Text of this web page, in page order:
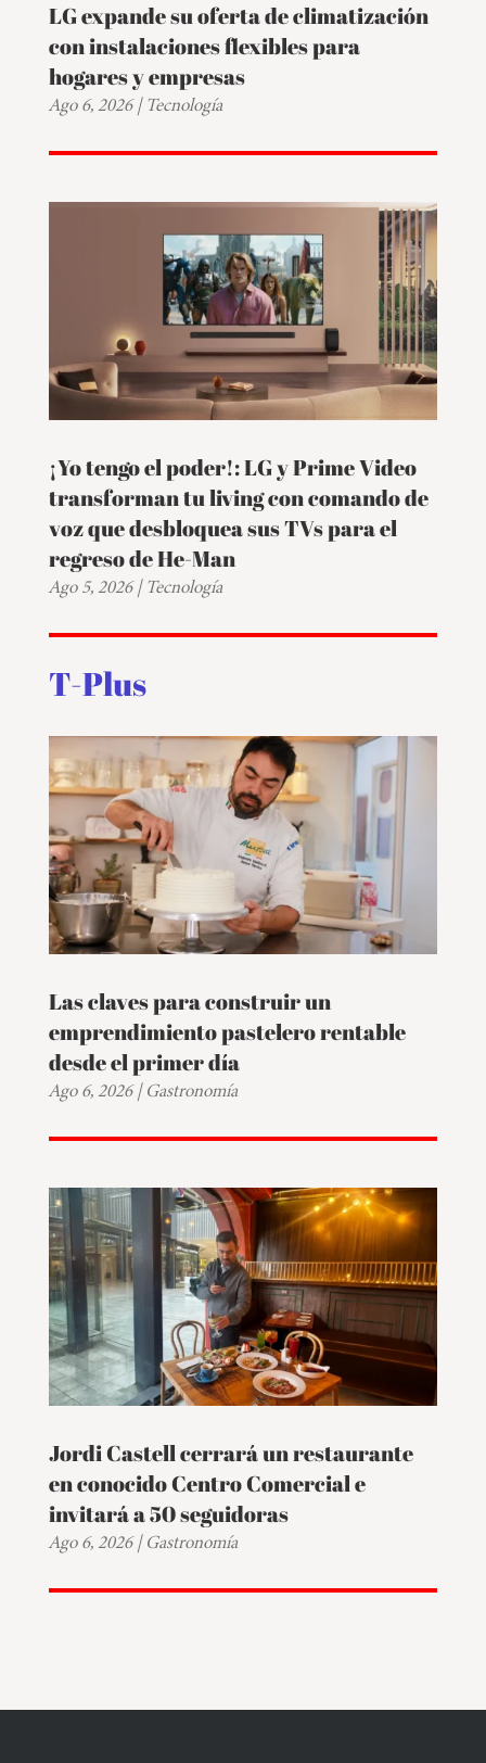
LG expande su oferta de climatización
con instalaciones flexibles para
hogares y empresas
Ago 6, 2026|Tecnología
¡Yo tengo el poder!: LG y Prime Video
transforman tu living con comando de
voz que desbloquea sus TVs para el
regreso de He-Man
Ago 5, 2026|Tecnología
T-Plus
Las claves para construir un
emprendimiento pastelero rentable
desde el primer día
Ago 6, 2026|Gastronomía
Jordi Castell cerrará un restaurante
en conocido Centro Comercial e
invitará a 50 seguidoras
Ago 6, 2026|Gastronomía